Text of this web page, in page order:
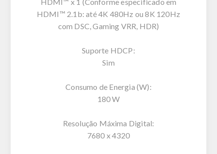
HDMI™ 2.1b: até 4K 480Hz ou 8K 120Hz
com DSC, Gaming VRR, HDR)
Suporte HDCP:
Sim
Consumo de Energia (W):
180 W
Resolução Máxima Digital:
7680 x 4320